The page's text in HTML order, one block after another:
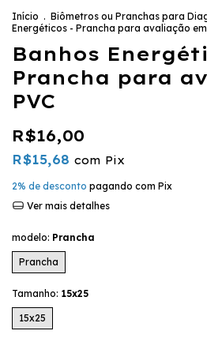
Início . Biômetros ou Pranchas para
Energéticos - Prancha para avaliação em
Banhos
Prancha para
PVC
R$16,00
R$15,68 com Pix
2% de desconto pagando com Pix
Ver mais detalhes
modelo: Prancha
Prancha
Tamanho: 15x25
15x25